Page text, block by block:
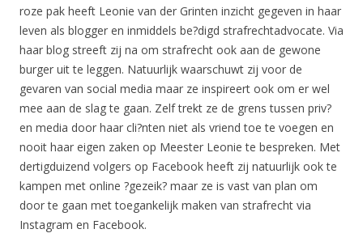
roze pak heeft Leonie van der Grinten inzicht gegeven in haar
leven als blogger en inmiddels be?digd strafrechtadvocate. Via
haar blog streeft zij na om strafrecht ook aan de gewone
burger uit te leggen. Natuurlijk waarschuwt zij voor de
gevaren van social media maar ze inspireert ook om er wel
mee aan de slag te gaan. Zelf trekt ze de grens tussen priv?
en media door haar cli?nten niet als vriend toe te voegen en
nooit haar eigen zaken op Meester Leonie te bespreken. Met
dertigduizend volgers op Facebook heeft zij natuurlijk ook te
kampen met online ?gezeik? maar ze is vast van plan om
door te gaan met toegankelijk maken van strafrecht via
Instagram en Facebook.